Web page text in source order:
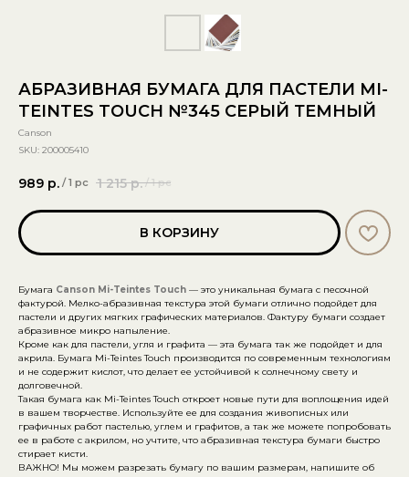
АБРАЗИВНАЯ БУМАГА ДЛЯ ПАСТЕЛИ MI-
TEINTES TOUCH №345 СЕРЫЙ ТЕМНЫЙ
Canson
SKU: 200005410
989 р. / 1 pc 1 215 р. / 1 pc
В КОРЗИНУ
Бумага Canson Mi-Teintes Touch — это уникальная бумага с песочной
фактурой. Мелко-абразивная текстура этой бумаги отлично подойдет для
пастели и других мягких графических материалов. Фактуру бумаги создает
абразивное микро напыление.
Кроме как для пастели, угля и графита — эта бумага так же подойдет и для
акрила. Бумага Mi-Teintes Touch производится по современным технологиям
и не содержит кислот, что делает ее устойчивой к солнечному свету и
долговечной.
Такая бумага как Mi-Teintes Touch откроет новые пути для воплощения идей
в вашем творчестве. Используйте ее для создания живописных или
графичных работ пастелью, углем и графитов, а так же можете попробовать
ее в работе с акрилом, но учтите, что абразивная текстура бумаги быстро
стирает кисти.
ВАЖНО! Мы можем разрезать бумагу по вашим размерам, напишите об